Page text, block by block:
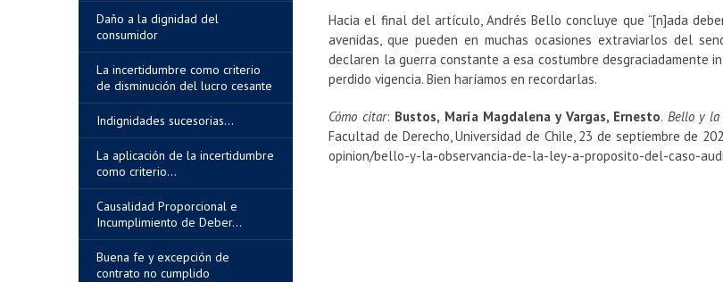
Daño a la dignidad del
consumidor
La incertidumbre como criterio
de disminución del lucro cesante
Indignidades sucesorias...
La aplicación de la incertidumbre
como criterio...
Causalidad Proporcional e
Incumplimiento de Deber...
Buena fe y excepción de
contrato no cumplido
Hacia el final del artículo, Andrés Bello concluye que “[n]ada
avenidas, que pueden en muchas ocasiones extraviarlos del
declaren la guerra constante a esa costumbre desgraciadamente
perdido vigencia. Bien haríamos en recordarlas.
Cómo citar: Bustos, María Magdalena y Vargas, Ernesto. Bello y la
Facultad de Derecho, Universidad de Chile, 23 de septiembre de
opinion/bello-y-la-observancia-de-la-ley-a-proposito-del-caso-